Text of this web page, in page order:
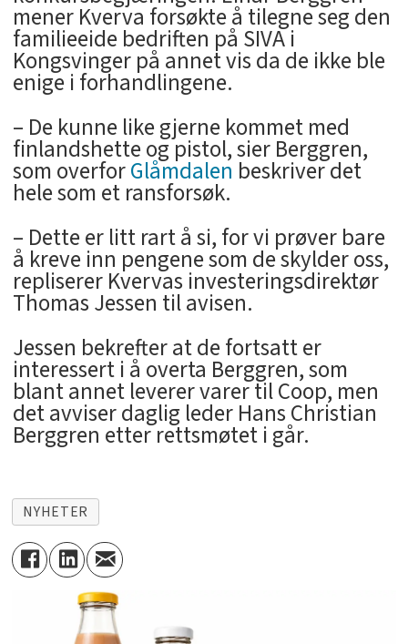
mener Kverva forsøkte å tilegne seg den
familieeide bedriften på SIVA i
Kongsvinger på annet vis da de ikke ble
enige i forhandlingene.
– De kunne like gjerne kommet med
finlandshette og pistol, sier Berggren,
som overforGlåmdalen beskriver det
hele som et ransforsøk.
– Dette er litt rart å si, for vi prøver bare
å kreve inn pengene som de skylder oss,
repliserer Kvervas investeringsdirektør
Thomas Jessen til avisen.
Jessen bekrefter at de fortsatt er
interessert i å overta Berggren, som
blant annet leverer varer til Coop, men
det avviser daglig leder Hans Christian
Berggren etter rettsmøtet i går.
NYHETER